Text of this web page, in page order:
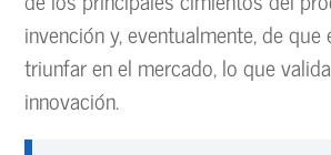
invención y, eventualmente, de
triunfar en el mercado, lo que
innovación.